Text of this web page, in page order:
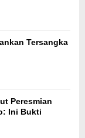
Tersangka
Peresmian
Ini Bukti